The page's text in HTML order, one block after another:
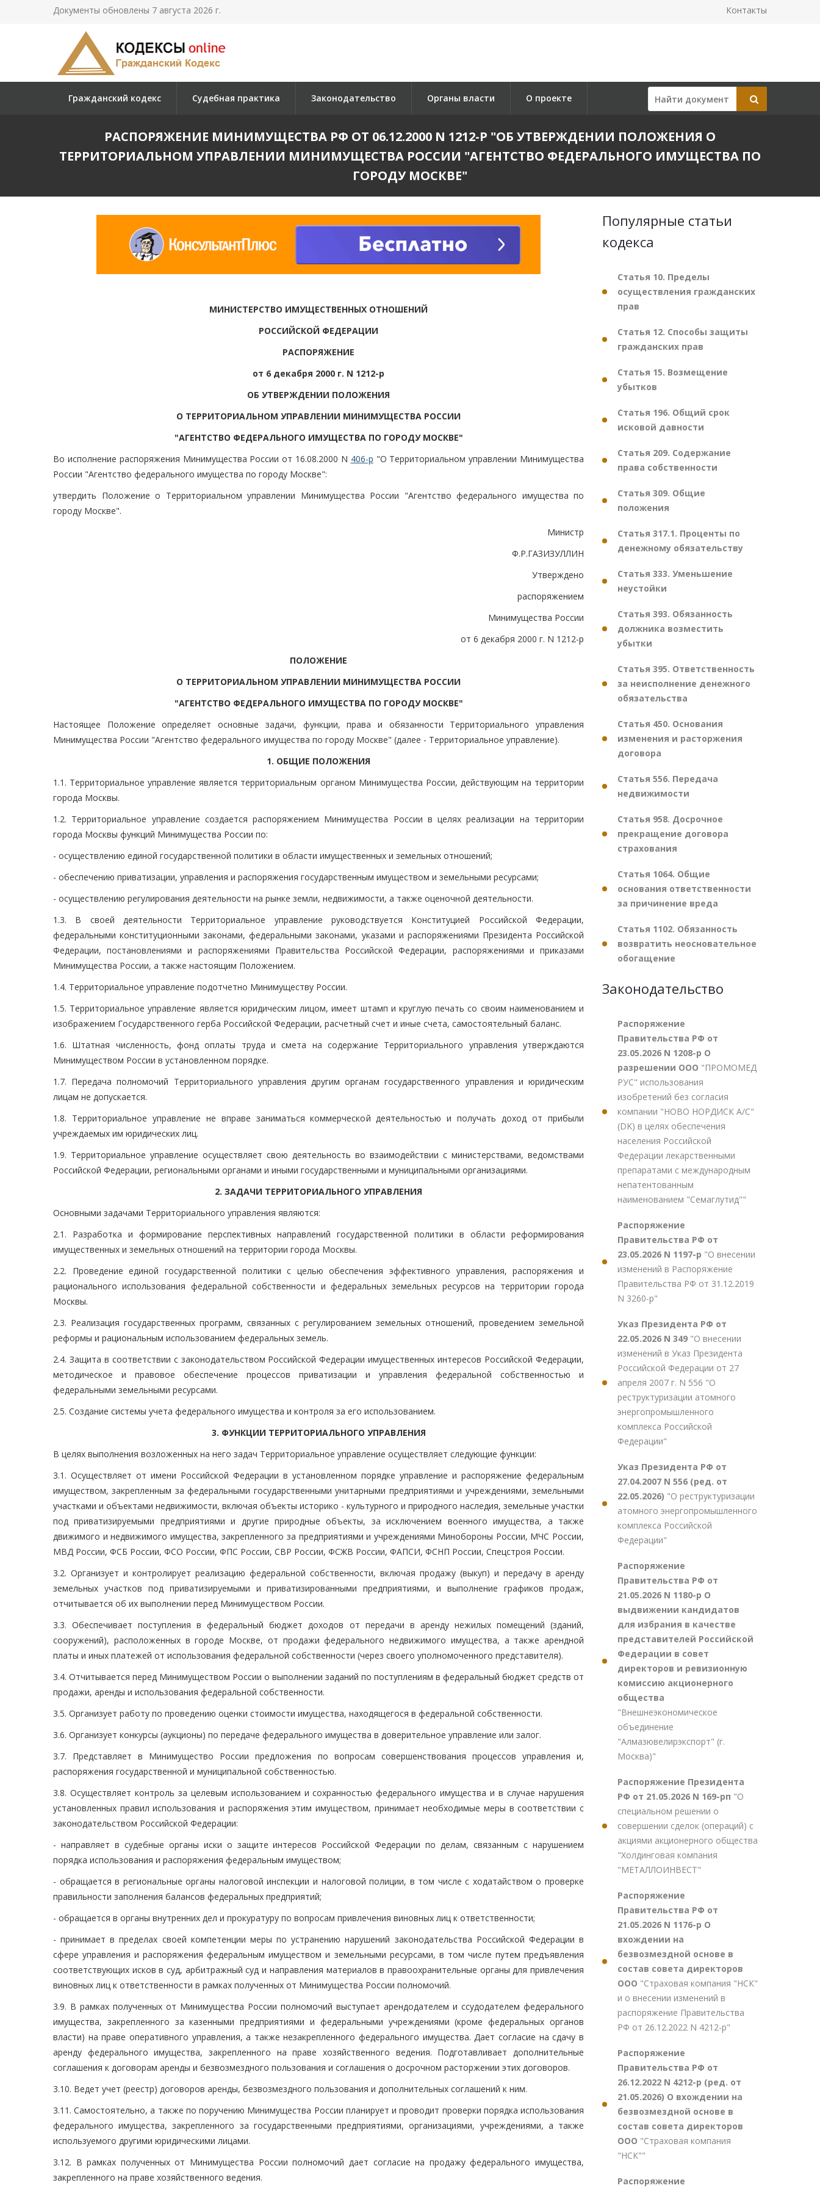
Документы обновлены 7 августа 2026 г. Контакты
Гражданский кодекс Судебная практика Законодательство Органы власти О проекте
РАСПОРЯЖЕНИЕ МИНИМУЩЕСТВА РФ ОТ 06.12.2000 N 1212-Р "ОБ УТВЕРЖДЕНИИ ПОЛОЖЕНИЯ О
ТЕРРИТОРИАЛЬНОМ УПРАВЛЕНИИ МИНИМУЩЕСТВА РОССИИ "АГЕНТСТВО ФЕДЕРАЛЬНОГО ИМУЩЕСТВА ПО
ГОРОДУ МОСКВЕ"
МИНИСТЕРСТВО ИМУЩЕСТВЕННЫХ ОТНОШЕНИЙ
РОССИЙСКОЙ ФЕДЕРАЦИИ
РАСПОРЯЖЕНИЕ
от 6 декабря 2000 г. N 1212-р
ОБ УТВЕРЖДЕНИИ ПОЛОЖЕНИЯ
О ТЕРРИТОРИАЛЬНОМ УПРАВЛЕНИИ МИНИМУЩЕСТВА РОССИИ
"АГЕНТСТВО ФЕДЕРАЛЬНОГО ИМУЩЕСТВА ПО ГОРОДУ МОСКВЕ"
Во исполнение распоряжения Минимущества России от 16.08.2000 N 406-р "О Территориальном управлении Минимущества
России "Агентство федерального имущества по городу Москве":
утвердить Положение о Территориальном управлении Минимущества России "Агентство федерального имущества по
городу Москве".
Министр
Ф.Р.ГАЗИЗУЛЛИН
Утверждено
распоряжением
Минимущества России
от 6 декабря 2000 г. N 1212-р
ПОЛОЖЕНИЕ
О ТЕРРИТОРИАЛЬНОМ УПРАВЛЕНИИ МИНИМУЩЕСТВА РОССИИ
"АГЕНТСТВО ФЕДЕРАЛЬНОГО ИМУЩЕСТВА ПО ГОРОДУ МОСКВЕ"
Настоящее Положение определяет основные задачи, функции, права и обязанности Территориального управления
Минимущества России "Агентство федерального имущества по городу Москве" (далее - Территориальное управление).
1. ОБЩИЕ ПОЛОЖЕНИЯ
1.1. Территориальное управление является территориальным органом Минимущества России, действующим на территории
города Москвы.
1.2. Территориальное управление создается распоряжением Минимущества России в целях реализации на территории
города Москвы функций Минимущества России по:
- осуществлению единой государственной политики в области имущественных и земельных отношений;
- обеспечению приватизации, управления и распоряжения государственным имуществом и земельными ресурсами;
- осуществлению регулирования деятельности на рынке земли, недвижимости, а также оценочной деятельности.
1.3. В своей деятельности Территориальное управление руководствуется Конституцией Российской Федерации,
федеральными конституционными законами, федеральными законами, указами и распоряжениями Президента Российской
Федерации, постановлениями и распоряжениями Правительства Российской Федерации, распоряжениями и приказами
Минимущества России, а также настоящим Положением.
1.4. Территориальное управление подотчетно Минимуществу России.
1.5. Территориальное управление является юридическим лицом, имеет штамп и круглую печать со своим наименованием и
изображением Государственного герба Российской Федерации, расчетный счет и иные счета, самостоятельный баланс.
1.6. Штатная численность, фонд оплаты труда и смета на содержание Территориального управления утверждаются
Минимуществом России в установленном порядке.
1.7. Передача полномочий Территориального управления другим органам государственного управления и юридическим
лицам не допускается.
1.8. Территориальное управление не вправе заниматься коммерческой деятельностью и получать доход от прибыли
учреждаемых им юридических лиц.
1.9. Территориальное управление осуществляет свою деятельность во взаимодействии с министерствами, ведомствами
Российской Федерации, региональными органами и иными государственными и муниципальными организациями.
2. ЗАДАЧИ ТЕРРИТОРИАЛЬНОГО УПРАВЛЕНИЯ
Основными задачами Территориального управления являются:
2.1. Разработка и формирование перспективных направлений государственной политики в области реформирования
имущественных и земельных отношений на территории города Москвы.
2.2. Проведение единой государственной политики с целью обеспечения эффективного управления, распоряжения и
рационального использования федеральной собственности и федеральных земельных ресурсов на территории города
Москвы.
2.3. Реализация государственных программ, связанных с регулированием земельных отношений, проведением земельной
реформы и рациональным использованием федеральных земель.
2.4. Защита в соответствии с законодательством Российской Федерации имущественных интересов Российской Федерации,
методическое и правовое обеспечение процессов приватизации и управления федеральной собственностью и
федеральными земельными ресурсами.
2.5. Создание системы учета федерального имущества и контроля за его использованием.
3. ФУНКЦИИ ТЕРРИТОРИАЛЬНОГО УПРАВЛЕНИЯ
В целях выполнения возложенных на него задач Территориальное управление осуществляет следующие функции:
3.1. Осуществляет от имени Российской Федерации в установленном порядке управление и распоряжение федеральным
имуществом, закрепленным за федеральными государственными унитарными предприятиями и учреждениями, земельными
участками и объектами недвижимости, включая объекты историко - культурного и природного наследия, земельные участки
под приватизируемыми предприятиями и другие природные объекты, за исключением военного имущества, а также
движимого и недвижимого имущества, закрепленного за предприятиями и учреждениями Минобороны России, МЧС России,
МВД России, ФСБ России, ФСО России, ФПС России, СВР России, ФСЖВ России, ФАПСИ, ФСНП России, Спецстроя России.
3.2. Организует и контролирует реализацию федеральной собственности, включая продажу (выкуп) и передачу в аренду
земельных участков под приватизируемыми и приватизированными предприятиями, и выполнение графиков продаж,
отчитывается об их выполнении перед Минимуществом России.
3.3. Обеспечивает поступления в федеральный бюджет доходов от передачи в аренду нежилых помещений (зданий,
сооружений), расположенных в городе Москве, от продажи федерального недвижимого имущества, а также арендной
платы и иных платежей от использования федеральной собственности (через своего уполномоченного представителя).
3.4. Отчитывается перед Минимуществом России о выполнении заданий по поступлениям в федеральный бюджет средств от
продажи, аренды и использования федеральной собственности.
3.5. Организует работу по проведению оценки стоимости имущества, находящегося в федеральной собственности.
3.6. Организует конкурсы (аукционы) по передаче федерального имущества в доверительное управление или залог.
3.7. Представляет в Минимущество России предложения по вопросам совершенствования процессов управления и,
распоряжения государственной и муниципальной собственностью.
3.8. Осуществляет контроль за целевым использованием и сохранностью федерального имущества и в случае нарушения
установленных правил использования и распоряжения этим имуществом, принимает необходимые меры в соответствии с
законодательством Российской Федерации:
- направляет в судебные органы иски о защите интересов Российской Федерации по делам, связанным с нарушением
порядка использования и распоряжения федеральным имуществом;
- обращается в региональные органы налоговой инспекции и налоговой полиции, в том числе с ходатайством о проверке
правильности заполнения балансов федеральных предприятий;
- обращается в органы внутренних дел и прокуратуру по вопросам привлечения виновных лиц к ответственности;
- принимает в пределах своей компетенции меры по устранению нарушений законодательства Российской Федерации в
сфере управления и распоряжения федеральным имуществом и земельными ресурсами, в том числе путем предъявления
соответствующих исков в суд, арбитражный суд и направления материалов в правоохранительные органы для привлечения
виновных лиц к ответственности в рамках полученных от Минимущества России полномочий.
3.9. В рамках полученных от Минимущества России полномочий выступает арендодателем и ссудодателем федерального
имущества, закрепленного за казенными предприятиями и федеральными учреждениями (кроме федеральных органов
власти) на праве оперативного управления, а также незакрепленного федерального имущества. Дает согласие на сдачу в
аренду федерального имущества, закрепленного на праве хозяйственного ведения. Подготавливает дополнительные
соглашения к договорам аренды и безвозмездного пользования и соглашения о досрочном расторжении этих договоров.
3.10. Ведет учет (реестр) договоров аренды, безвозмездного пользования и дополнительных соглашений к ним.
3.11. Самостоятельно, а также по поручению Минимущества России планирует и проводит проверки порядка использования
федерального имущества, закрепленного за государственными предприятиями, организациями, учреждениями, а также
используемого другими юридическими лицами.
3.12. В рамках полученных от Минимущества России полномочий дает согласие на продажу федерального имущества,
закрепленного на праве хозяйственного ведения.
Популярные статьи
кодекса
Статья 10. Пределы
осуществления гражданских
прав
Статья 12. Способы защиты
гражданских прав
Статья 15. Возмещение
убытков
Статья 196. Общий срок
исковой давности
Статья 209. Содержание
права собственности
Статья 309. Общие
положения
Статья 317.1. Проценты по
денежному обязательству
Статья 333. Уменьшение
неустойки
Статья 393. Обязанность
должника возместить
убытки
Статья 395. Ответственность
за неисполнение денежного
обязательства
Статья 450. Основания
изменения и расторжения
договора
Статья 556. Передача
недвижимости
Статья 958. Досрочное
прекращение договора
страхования
Статья 1064. Общие
основания ответственности
за причинение вреда
Статья 1102. Обязанность
возвратить неосновательное
обогащение
Законодательство
Распоряжение
Правительства РФ от
23.05.2026 N 1208-р О
разрешении ООО "ПРОМОМЕД
РУС" использования
изобретений без согласия
компании "НОВО НОРДИСК А/С"
(DK) в целях обеспечения
населения Российской
Федерации лекарственными
препаратами с международным
непатентованным
наименованием "Семаглутид""
Распоряжение
Правительства РФ от
23.05.2026 N 1197-р "О внесении
изменений в Распоряжение
Правительства РФ от 31.12.2019
N 3260-р"
Указ Президента РФ от
22.05.2026 N 349 "О внесении
изменений в Указ Президента
Российской Федерации от 27
апреля 2007 г. N 556 "О
реструктуризации атомного
энергопромышленного
комплекса Российской
Федерации"
Указ Президента РФ от
27.04.2007 N 556 (ред. от
22.05.2026) "О реструктуризации
атомного энергопромышленного
комплекса Российской
Федерации"
Распоряжение
Правительства РФ от
21.05.2026 N 1180-р О
выдвижении кандидатов
для избрания в качестве
представителей Российской
Федерации в совет
директоров и ревизионную
комиссию акционерного
общества
"Внешнеэкономическое
объединение
"Алмазювелирэкспорт" (г.
Москва)"
Распоряжение Президента
РФ от 21.05.2026 N 169-рп "О
специальном решении о
совершении сделок (операций) с
акциями акционерного общества
"Холдинговая компания
"МЕТАЛЛОИНВЕСТ"
Распоряжение
Правительства РФ от
21.05.2026 N 1176-р О
вхождении на
безвозмездной основе в
состав совета директоров
ООО "Страховая компания "НСК"
и о внесении изменений в
распоряжение Правительства
РФ от 26.12.2022 N 4212-р"
Распоряжение
Правительства РФ от
26.12.2022 N 4212-р (ред. от
21.05.2026) О вхождении на
безвозмездной основе в
состав совета директоров
ООО "Страховая компания
"НСК""
Распоряжение